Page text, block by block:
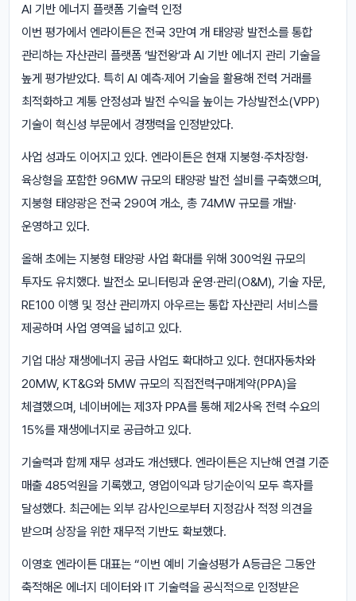
AI 기반 에너지 플랫폼 기술력 인정
이번 평가에서 엔라이튼은 전국 3만여 개 태양광 발전소를 통합
관리하는 자산관리 플랫폼 ‘발전왕’과 AI 기반 에너지 관리 기술을
높게 평가받았다. 특히 AI 예측·제어 기술을 활용해 전력 거래를
최적화하고 계통 안정성과 발전 수익을 높이는 가상발전소(VPP)
기술이 혁신성 부문에서 경쟁력을 인정받았다.
사업 성과도 이어지고 있다. 엔라이튼은 현재 지붕형·주차장형·
육상형을 포함한 96MW 규모의 태양광 발전 설비를 구축했으며,
지붕형 태양광은 전국 290여 개소, 총 74MW 규모를 개발·
운영하고 있다.
올해 초에는 지붕형 태양광 사업 확대를 위해 300억원 규모의
투자도 유치했다. 발전소 모니터링과 운영·관리(O&M), 기술 자문,
RE100 이행 및 정산 관리까지 아우르는 통합 자산관리 서비스를
제공하며 사업 영역을 넓히고 있다.
기업 대상 재생에너지 공급 사업도 확대하고 있다. 현대자동차와
20MW, KT&G와 5MW 규모의 직접전력구매계약(PPA)을
체결했으며, 네이버에는 제3자 PPA를 통해 제2사옥 전력 수요의
15%를 재생에너지로 공급하고 있다.
기술력과 함께 재무 성과도 개선됐다. 엔라이튼은 지난해 연결 기준
매출 485억원을 기록했고, 영업이익과 당기순이익 모두 흑자를
달성했다. 최근에는 외부 감사인으로부터 지정감사 적정 의견을
받으며 상장을 위한 재무적 기반도 확보했다.
이영호 엔라이튼 대표는 “이번 예비 기술성평가 A등급은 그동안
축적해온 에너지 데이터와 IT 기술력을 공식적으로 인정받은